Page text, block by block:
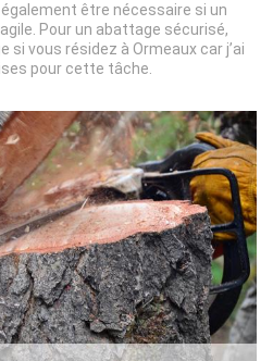
être nécessaire si un
Pour un abattage sécurisé,
vous résidez à Ormeaux car j’ai
pour cette tâche.